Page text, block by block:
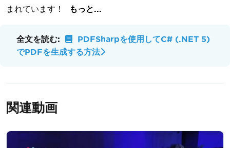
まれています！
もっと...
全文を読む:
PDFSharpを使用してC# (.NET 5)
でPDFを生成する方法
関連動画